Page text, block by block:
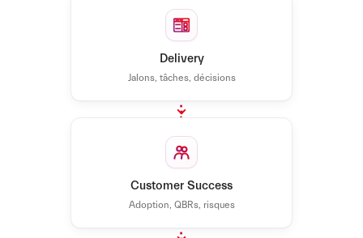
Delivery
Jalons, tâches, décisions
Customer Success
Adoption, QBRs, risques